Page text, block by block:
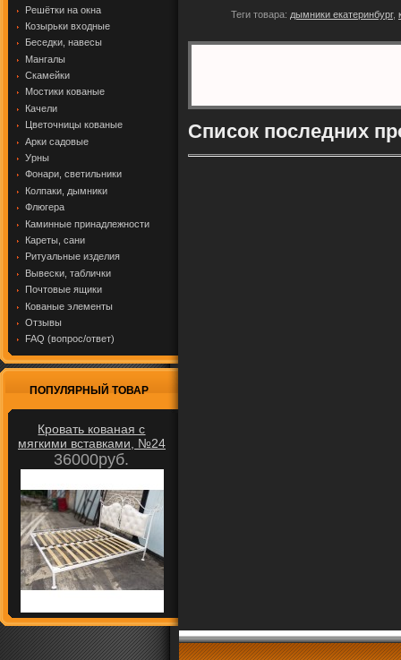
Решётки на окна
Козырьки входные
Беседки, навесы
Мангалы
Скамейки
Мостики кованые
Качели
Цветочницы кованые
Арки садовые
Урны
Фонари, светильники
Колпаки, дымники
Флюгера
Каминные принадлежности
Кареты, сани
Ритуальные изделия
Вывески, таблички
Почтовые ящики
Кованые элементы
Отзывы
FAQ (вопрос/ответ)
ПОПУЛЯРНЫЙ ТОВАР
Кровать кованая с
мягкими вставками, №24
36000руб.
Теги товара: дымники екатеринбург,
Список последних